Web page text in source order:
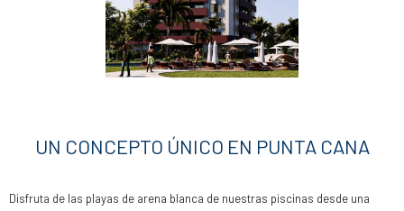
UN CONCEPTO ÚNICO EN PUNTA CANA
Disfruta de las playas de arena blanca de nuestras piscinas desde una